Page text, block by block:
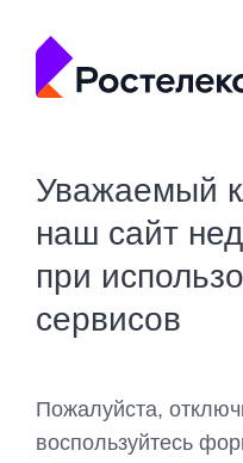
Уважаемый
наш сайт
при
сервисов
Пожалуйста,
воспользуйтесь